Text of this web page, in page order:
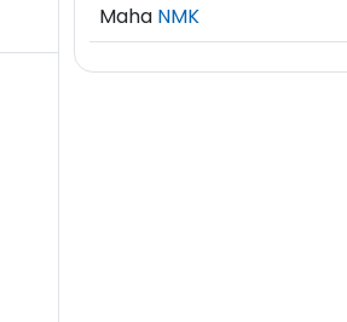
Maha NMK